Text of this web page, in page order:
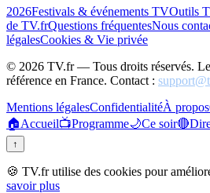
2026Festivals & événements TVOutils
de TV.frQuestions fréquentesNous
légalesCookies & Vie privée
© 2026 TV.fr — Tous droits réservés.
référence en France. Contact :
Mentions légalesConfidentialitéÀ propos
🏠Accueil📺Programme🌙Ce soir🔴
↑
🍪 TV.fr utilise des cookies pour
savoir plus